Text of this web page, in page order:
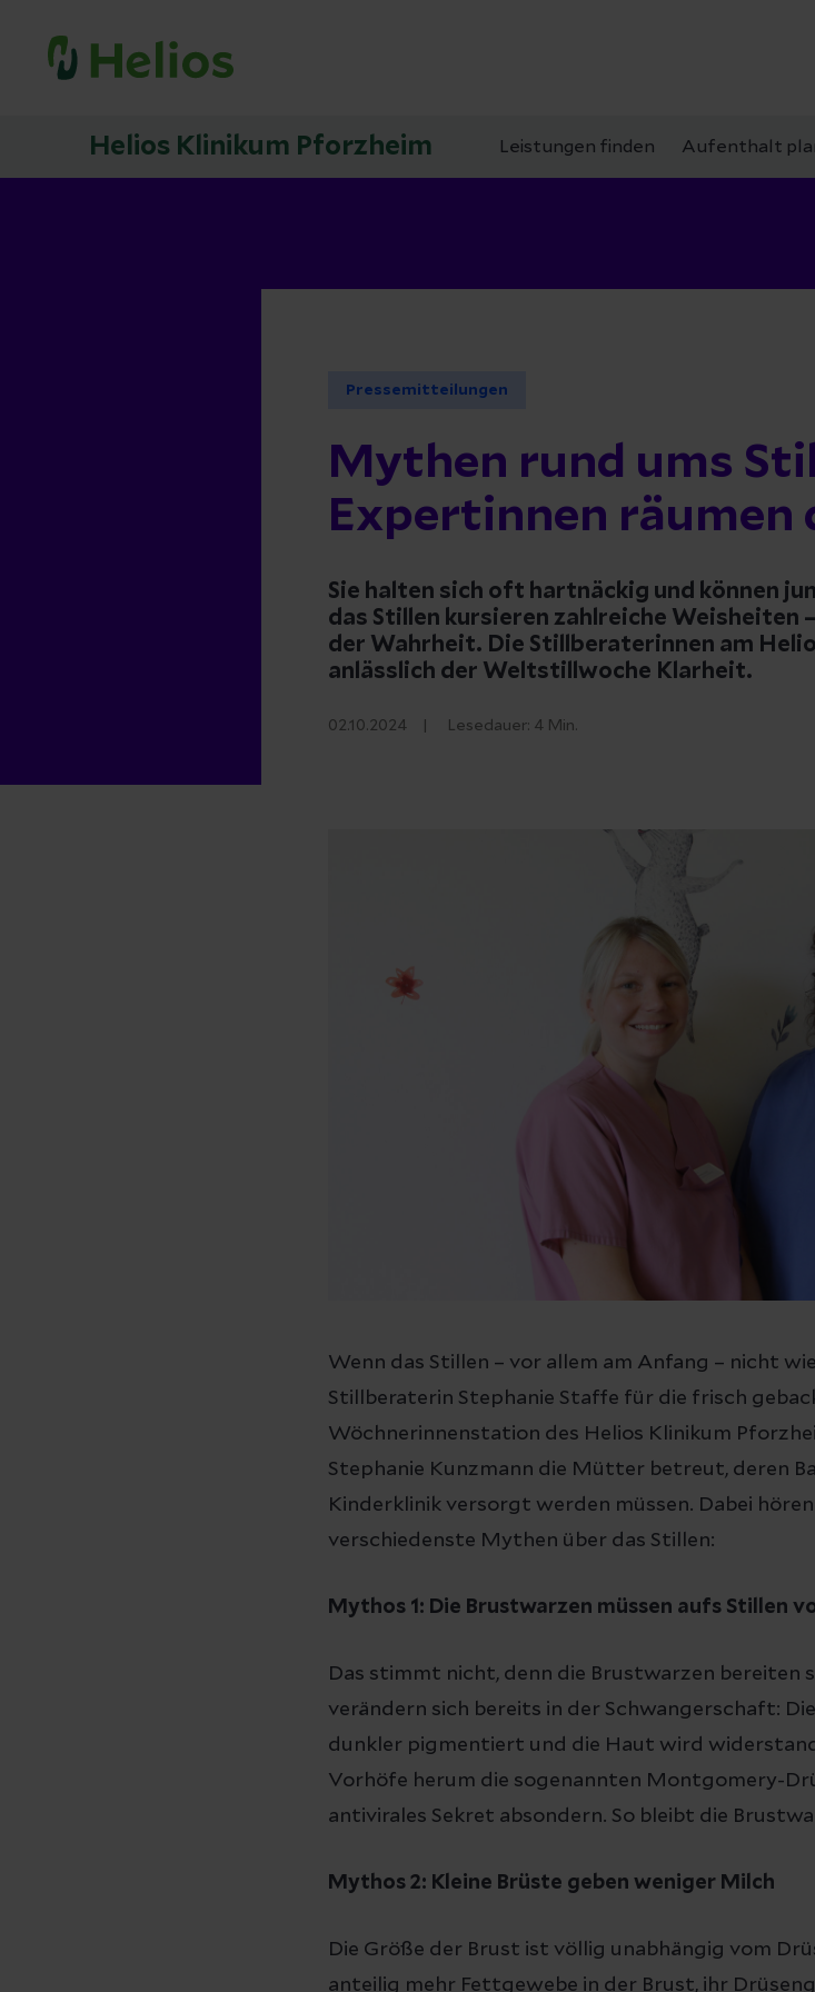
Helios Klinikum Pforzheim Leistungen finden Aufenthalt
Pressemitteilungen
Mythen rund ums
Expertinnen
Sie halten sich oft hartnäckig und können
das Stillen kursieren zahlreiche Weisheiten
der Wahrheit. Die Stillberaterinnen am
anlässlich der Weltstillwoche Klarheit.
02.10.2024 Lesedauer: 4 Min.
Wenn das Stillen – vor allem am Anfang – nicht
Stillberaterin Stephanie Staffe für die frisch
Wöchnerinnenstation des Helios Klinikum
Stephanie Kunzmann die Mütter betreut, deren
Kinderklinik versorgt werden müssen. Dabei
verschiedenste Mythen über das Stillen:
Mythos 1: Die Brustwarzen müssen aufs Stillen
Das stimmt nicht, denn die Brustwarzen bereiten
verändern sich bereits in der Schwangerschaft:
dunkler pigmentiert und die Haut wird
Vorhöfe herum die sogenannten Montgomery-
antivirales Sekret absondern. So bleibt die
Mythos 2: Kleine Brüste geben weniger Milch
Die Größe der Brust ist völlig unabhängig vom
anteilig mehr Fettgewebe in der Brust, ihr